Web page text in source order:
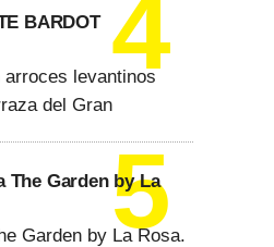
BARDOT
levantinos
del Gran
The Garden by La
Garden by La Rosa.